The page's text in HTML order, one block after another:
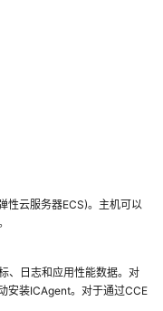
性云服务器ECS)。主机可以
、日志和应用性能数据。对
安装ICAgent。对于通过CCE